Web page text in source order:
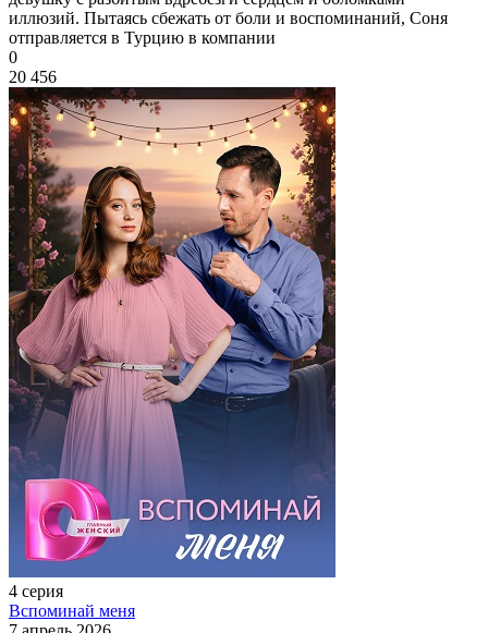
иллюзий. Пытаясь сбежать от боли и воспоминаний, Соня
отправляется в Турцию в компании
0
20 456
4 серия
Вспоминай меня